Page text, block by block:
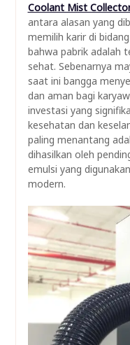
Coolant Mist
antara alasan yang
memilih karir di
bahwa pabrik adalah
sehat. Sebenarnya
saat ini bangga
dan aman bagi
investasi yang
kesehatan dan
paling menantang
dihasilkan oleh
emulsi yang
modern.